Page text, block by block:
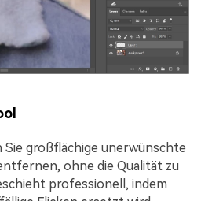
großflächige unerwünschte
ohne die Qualität zu
professionell, indem